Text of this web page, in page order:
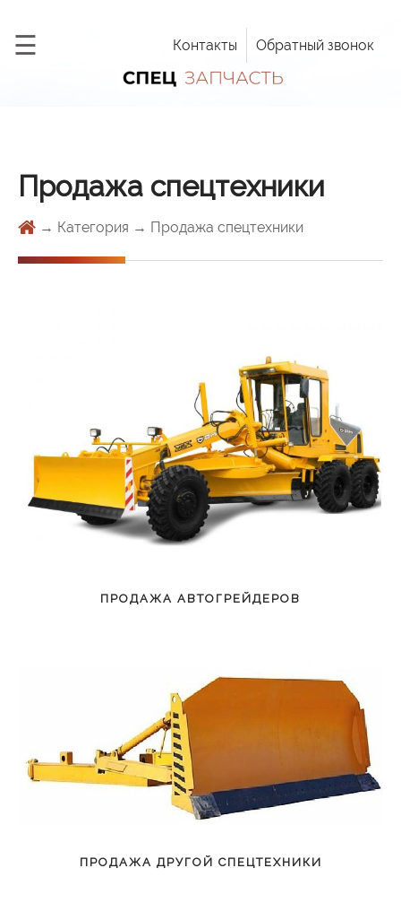
Контакты Обратный звонок
☰
×
Услуги
сеть
Продажа спецтехники
→ Категория → Продажа спецтехники
ПРОДАЖА АВТОГРЕЙДЕРОВ
ПРОДАЖА ДРУГОЙ СПЕЦТЕХНИКИ